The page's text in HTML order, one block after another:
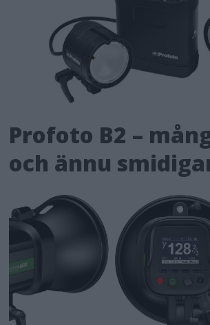
Profoto B2 –
och ännu